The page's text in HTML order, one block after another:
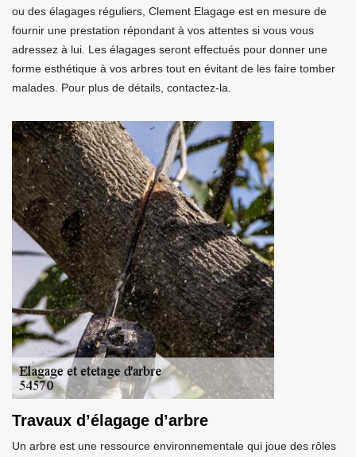
ou des élagages réguliers, Clement Elagage est en mesure de
fournir une prestation répondant à vos attentes si vous vous
adressez à lui. Les élagages seront effectués pour donner une
forme esthétique à vos arbres tout en évitant de les faire tomber
malades. Pour plus de détails, contactez-la.
Travaux d’élagage d’arbre
Un arbre est une ressource environnementale qui joue des rôles